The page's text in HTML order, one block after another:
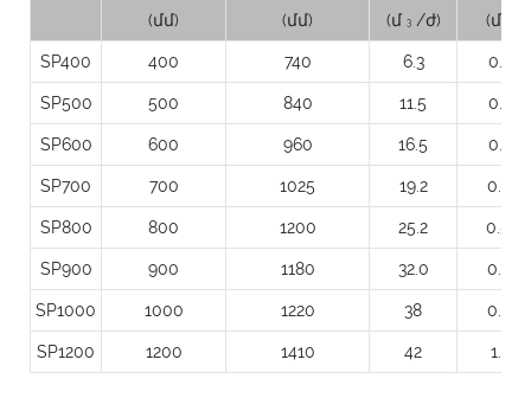
(մմ)
(մմ)
(մ 3/ժ)
(մ
SP400 400 740 6.3 0.13
SP500 500 840 11.5 0.22
SP600 600 960 16.5 0.33
SP700 700 1025 19.2 0.38
SP800 800 1200 25.2 0.50
SP900 900 1180 32.0 0.64
SP1000 1000 1220 38 0.79
SP1200 1200 1410 42 1.13